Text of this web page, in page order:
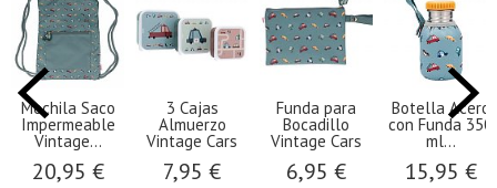
Mochila Saco
Impermeable
Vintage...
20,95 €
3 Cajas
Almuerzo
Vintage Cars
7,95 €
Funda para
Bocadillo
Vintage Cars
6,95 €
Botella Acero
con Funda 350
ml...
15,95 €